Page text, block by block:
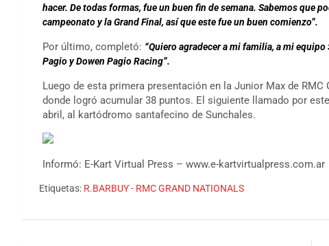
hacer. De todas formas, fue un buen fin de semana. Sabemos que
campeonato y la Grand Final, así que este fue un buen comienzo”.
Por último, completó: “Quiero agradecer a mi familia, a mi
Pagio y Dowen Pagio Racing”.
Luego de esta primera presentación en la Junior Max de RMC
donde logró acumular 38 puntos. El siguiente llamado por
abril, al kartódromo santafecino de Sunchales.
Informó: E-Kart Virtual Press – www.e-kartvirtualpress.com.ar
Etiquetas: R.BARBUY - RMC GRAND NATIONALS